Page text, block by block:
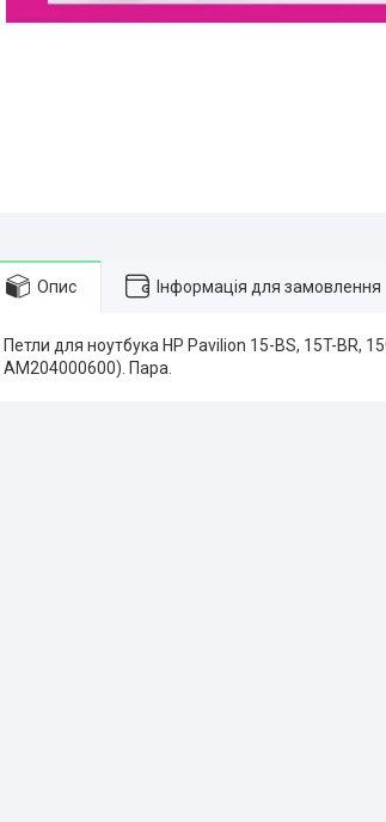
Опис Інформація для замовлення
Петли для ноутбука HP Pavilion 15-BS, 15T-BR,
AM204000600). Пара.